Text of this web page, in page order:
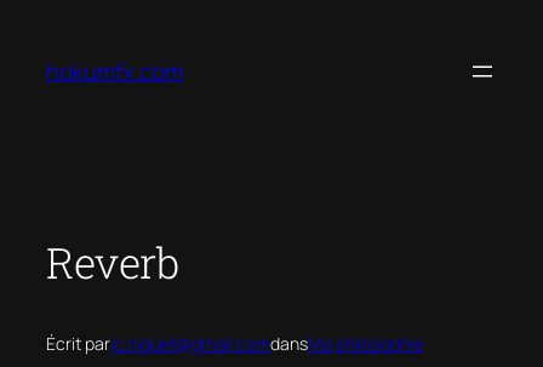
contenu
hokumfx.com
Reverb
Écrit parjc.niquet@gmail.comdansMa philosophie